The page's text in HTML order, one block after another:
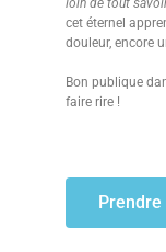
loin de tout
cet éternel
douleur, encore
Bon publique
faire rire !
Prendre